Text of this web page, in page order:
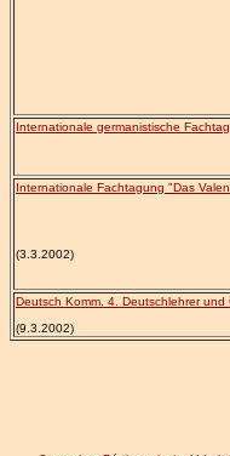
Internationale germanistische
Internationale Fachtagung "Das
(3.3.2002)
Deutsch Komm. 4. Deutschlehrer und
(9.3.2002)